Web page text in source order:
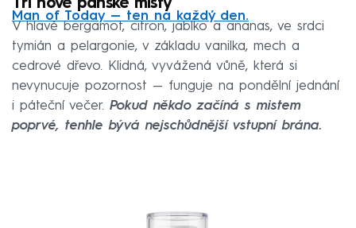
Tři nové pánské misty
Man of Today — ten na každý den.
V hlavě bergamot, citron, jablko a ananas, ve srdci
tymián a pelargonie, v základu vanilka, mech a
cedrové dřevo. Klidná, vyvážená vůně, která si
nevynucuje pozornost — funguje na pondělní jednání
i páteční večer. Pokud někdo začíná s mistem
poprvé, tenhle bývá nejschůdnější vstupní brána.